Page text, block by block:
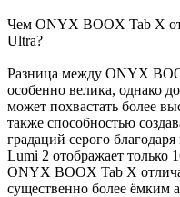
Чем ONYX BOOX Tab X
Ultra?
Разница между ONYX
особенно велика, однако
может похвастать более
также способностью
градаций серого
Lumi 2 отображает только
ONYX BOOX Tab X
существенно более ёмким